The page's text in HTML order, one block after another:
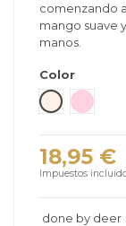
comenzando
mango suave
manos.
Color
Beige
Rosa
18,95 €
Impuestos
done by deer